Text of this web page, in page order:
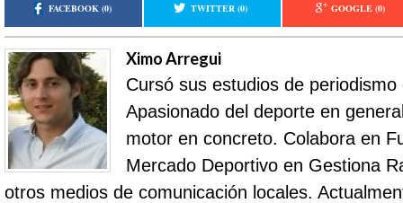
FACEBOOK(0) TWITTER(0) GOOGLE(0)
Ximo Arregui
Cursó sus estudios de periodismo
Apasionado del deporte en
motor en concreto. Colabora en
Mercado Deportivo en Gestiona
otros medios de comunicación locales.